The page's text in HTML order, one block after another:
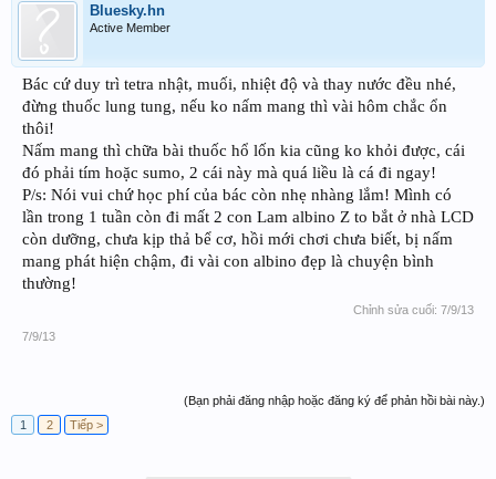
Bluesky.hn
Active Member
Bác cứ duy trì tetra nhật, muối, nhiệt độ và thay nước đều nhé,
đừng thuốc lung tung, nếu ko nấm mang thì vài hôm chắc ổn
thôi!
Nấm mang thì chữa bài thuốc hổ lốn kia cũng ko khỏi được, cái
đó phải tím hoặc sumo, 2 cái này mà quá liều là cá đi ngay!
P/s: Nói vui chứ học phí của bác còn nhẹ nhàng lắm! Mình có
lần trong 1 tuần còn đi mất 2 con Lam albino Z to bắt ở nhà LCD
còn dưỡng, chưa kịp thả bể cơ, hồi mới chơi chưa biết, bị nấm
mang phát hiện chậm, đi vài con albino đẹp là chuyện bình
thường!
Chỉnh sửa cuối: 7/9/13
7/9/13
(Bạn phải đăng nhập hoặc đăng ký để phản hồi bài này.)
1
2 Tiếp >